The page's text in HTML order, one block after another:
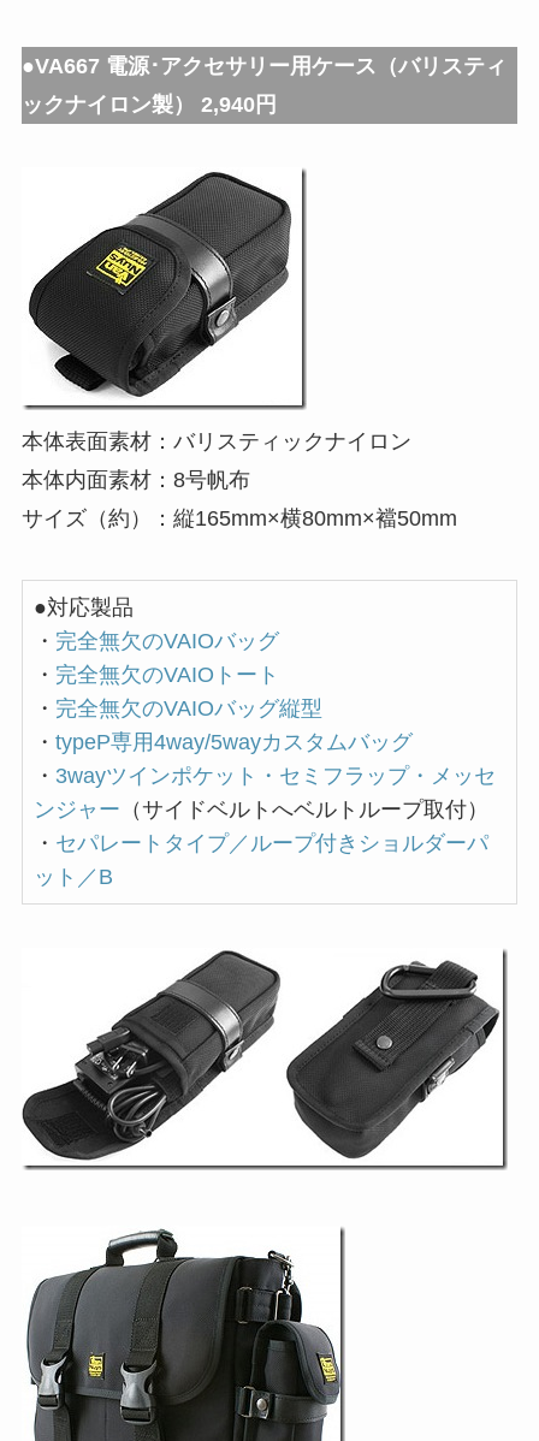
●VA667 電源･アクセサリー用ケース（バリスティ
ックナイロン製） 2,940円
本体表面素材：バリスティックナイロン
本体内面素材：8号帆布
サイズ（約）：縦165mm×横80mm×襠50mm
●対応製品
・ 完全無欠のVAIOバッグ
・ 完全無欠のVAIOトート
・ 完全無欠のVAIOバッグ縦型
・ typeP専用4way/5wayカスタムバッグ
・ 3wayツインポケット・セミフラップ・メッセ
ンジャー （サイドベルトへベルトループ取付）
・ セパレートタイプ／ループ付きショルダーパ
ット／B